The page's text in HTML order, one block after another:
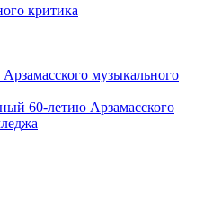
критика
музыкального
60-летию Арзамасского